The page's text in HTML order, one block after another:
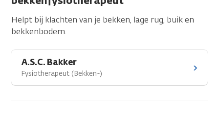
Helpt bij klachten van je bekken, lage rug, buik en
bekkenbodem.
A.S.C. Bakker
Fysiotherapeut (Bekken-)